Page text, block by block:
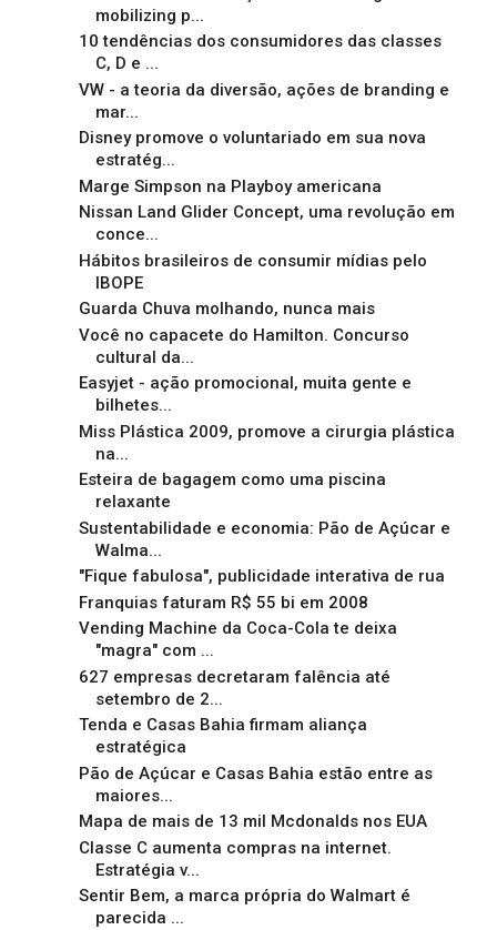
mobilizing p...
10 tendências dos consumidores das classes
C, D e ...
VW - a teoria da diversão, ações de branding e
mar...
Disney promove o voluntariado em sua nova
estratég...
Marge Simpson na Playboy americana
Nissan Land Glider Concept, uma revolução em
conce...
Hábitos brasileiros de consumir mídias pelo
IBOPE
Guarda Chuva molhando, nunca mais
Você no capacete do Hamilton. Concurso
cultural da...
Easyjet - ação promocional, muita gente e
bilhetes...
Miss Plástica 2009, promove a cirurgia plástica
na...
Esteira de bagagem como uma piscina
relaxante
Sustentabilidade e economia: Pão de Açúcar e
Walma...
"Fique fabulosa", publicidade interativa de rua
Franquias faturam R$ 55 bi em 2008
Vending Machine da Coca-Cola te deixa
"magra" com ...
627 empresas decretaram falência até
setembro de 2...
Tenda e Casas Bahia firmam aliança
estratégica
Pão de Açúcar e Casas Bahia estão entre as
maiores...
Mapa de mais de 13 mil Mcdonalds nos EUA
Classe C aumenta compras na internet.
Estratégia v...
Sentir Bem, a marca própria do Walmart é
parecida ...